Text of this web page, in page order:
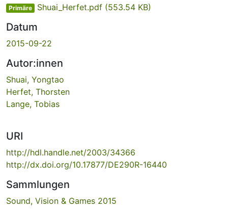
Primäre Shuai_Herfet.pdf (553.54 KB)
Datum
2015-09-22
Autor:innen
Shuai, Yongtao
Herfet, Thorsten
Lange, Tobias
URI
http://hdl.handle.net/2003/34366
http://dx.doi.org/10.17877/DE290R-16440
Sammlungen
Sound, Vision & Games 2015